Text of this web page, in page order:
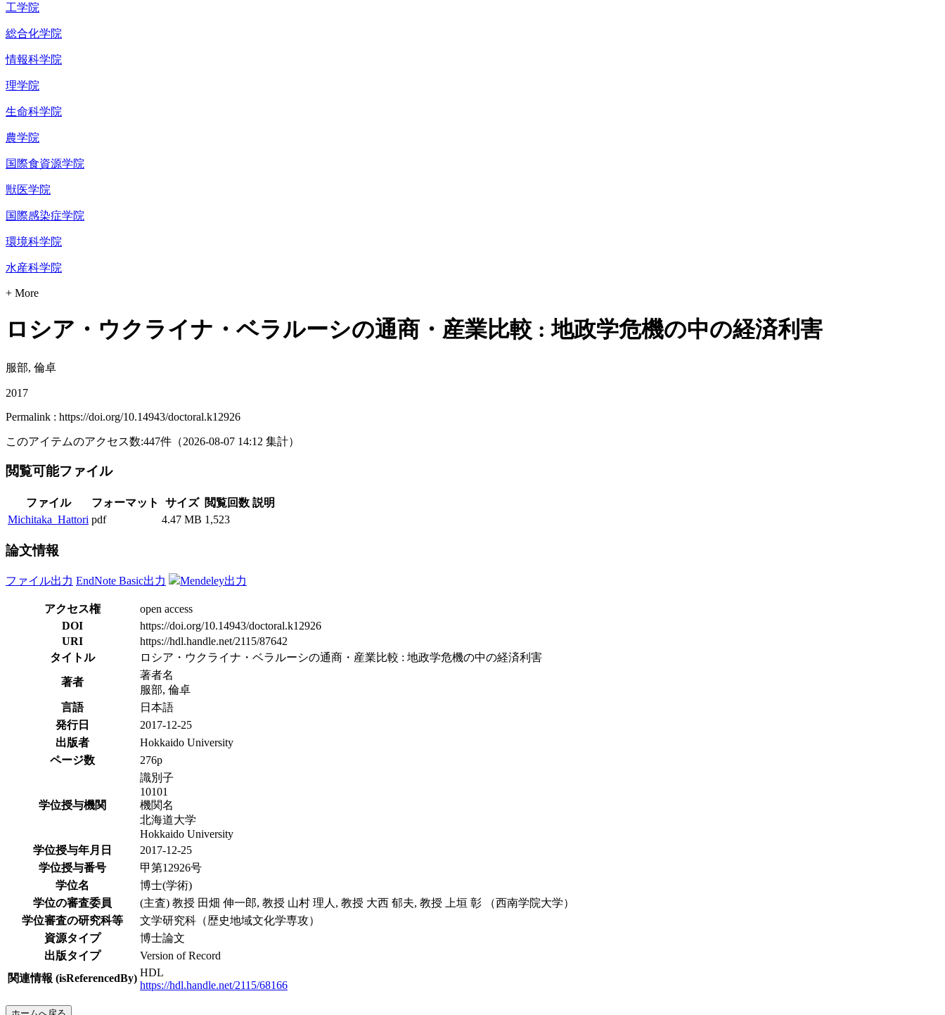
工学院
総合化学院
情報科学院
理学院
生命科学院
農学院
国際食資源学院
獣医学院
国際感染症学院
環境科学院
水産科学院
+ More
ロシア・ウクライナ・ベラルーシの通商・産業比較 : 地政学危機の中の経済利害
服部, 倫卓
2017
Permalink : https://doi.org/10.14943/doctoral.k12926
このアイテムのアクセス数:447件 （2026-08-07 14:12 集計）
閲覧可能ファイル
ファイル フォーマット サイズ 閲覧回数 説明
Michitaka_Hattori pdf 4.47 MB 1,523
論文情報
ファイル出力 EndNote Basic出力 Mendeley出力
アクセス権
open access
DOI
https://doi.org/10.14943/doctoral.k12926
URI
https://hdl.handle.net/2115/87642
タイトル
ロシア・ウクライナ・ベラルーシの通商・産業比較 : 地政学危機の中の経済利害
著者
著者名
服部, 倫卓
言語
日本語
発行日
2017-12-25
出版者
Hokkaido University
ページ数
276p
学位授与機関
識別子
10101
機関名
北海道大学
Hokkaido University
学位授与年月日
2017-12-25
学位授与番号
甲第12926号
学位名
博士(学術)
学位の審査委員
(主査) 教授 田畑 伸一郎, 教授 山村 理人, 教授 大西 郁夫, 教授 上垣 彰 （西南学院大学）
学位審査の研究科等
文学研究科（歴史地域文化学専攻）
資源タイプ
博士論文
出版タイプ
Version of Record
関連情報 (isReferencedBy) HDL
https://hdl.handle.net/2115/68166